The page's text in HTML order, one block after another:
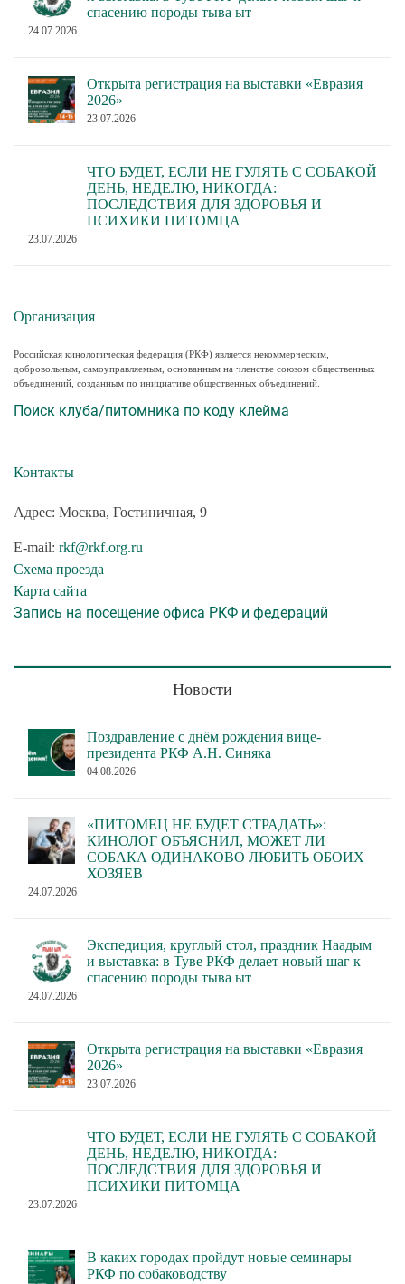
спасению породы тыва ыт
24.07.2026
Открыта регистрация на выставки «Евразия
2026»
23.07.2026
ЧТО БУДЕТ, ЕСЛИ НЕ ГУЛЯТЬ С СОБАКОЙ
ДЕНЬ, НЕДЕЛЮ, НИКОГДА:
ПОСЛЕДСТВИЯ ДЛЯ ЗДОРОВЬЯ И
ПСИХИКИ ПИТОМЦА
23.07.2026
Организация
Российская кинологическая федерация (РКФ) является некоммерческим,
добровольным, самоуправляемым, основанным на членстве союзом общественных
объединений, созданным по инициативе общественных объединений.
Поиск клуба/питомника по коду клейма
Контакты
Адрес: Москва, Гостиничная, 9
E-mail: rkf@rkf.org.ru
Схема проезда
Карта сайта
Запись на посещение офиса РКФ и федераций
Новости
Поздравление с днём рождения вице-
президента РКФ А.Н. Синяка
04.08.2026
«ПИТОМЕЦ НЕ БУДЕТ СТРАДАТЬ»:
КИНОЛОГ ОБЪЯСНИЛ, МОЖЕТ ЛИ
СОБАКА ОДИНАКОВО ЛЮБИТЬ ОБОИХ
ХОЗЯЕВ
24.07.2026
Экспедиция, круглый стол, праздник Наадым
и выставка: в Туве РКФ делает новый шаг к
спасению породы тыва ыт
24.07.2026
Открыта регистрация на выставки «Евразия
2026»
23.07.2026
ЧТО БУДЕТ, ЕСЛИ НЕ ГУЛЯТЬ С СОБАКОЙ
ДЕНЬ, НЕДЕЛЮ, НИКОГДА:
ПОСЛЕДСТВИЯ ДЛЯ ЗДОРОВЬЯ И
ПСИХИКИ ПИТОМЦА
23.07.2026
В каких городах пройдут новые семинары
РКФ по собаководству